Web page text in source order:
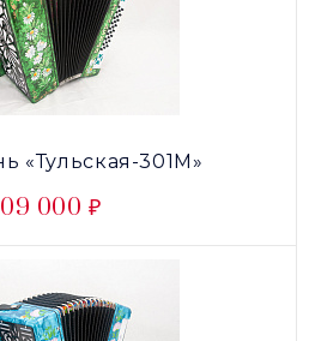
«Тульская-301М»
000 ₽